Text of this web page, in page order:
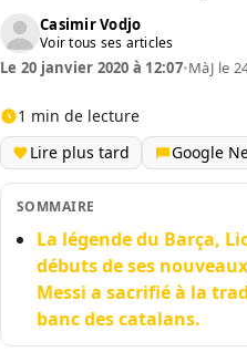
Casimir Vodjo
Voir tous ses articles
Le 20 janvier 2020 à 12:07•MàJ le
1 min de lecture
Lire plus tard
Google
SOMMAIRE
La légende du Barça,
débuts de ses
Messi a sacrifié à la
banc des catalans.